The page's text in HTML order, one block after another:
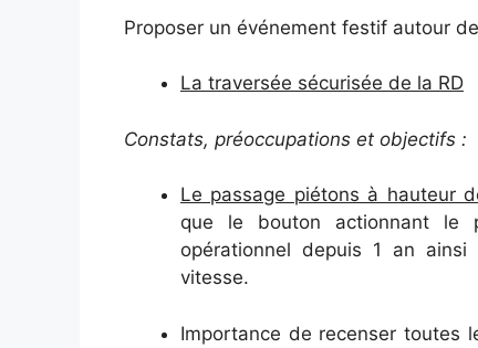
Proposer un événement festif autour
La traversée sécurisée de la RD
Constats, préoccupations et objectifs :
Le passage piétons à hauteur
que le bouton actionnant le
opérationnel depuis 1 an
vitesse.
Importance de recenser toutes